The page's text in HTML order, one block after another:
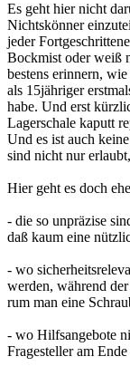
Es geht hier nicht
Nichtskönner
jeder
Bockmist oder weiß
bestens erinnern,
als 15jähriger
habe. Und erst
Lagerschale kaputt
Und es ist auch
sind nicht nur
Hier geht es doch
- die so unpräzise
daß kaum eine
- wo
werden, während
rum man eine
- wo Hilfsangebote
Fragesteller am